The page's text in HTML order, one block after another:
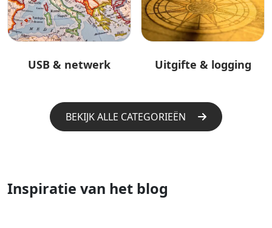
USB & netwerk Uitgifte & logging
BEKIJK ALLE CATEGORIEËN
Inspiratie van het blog